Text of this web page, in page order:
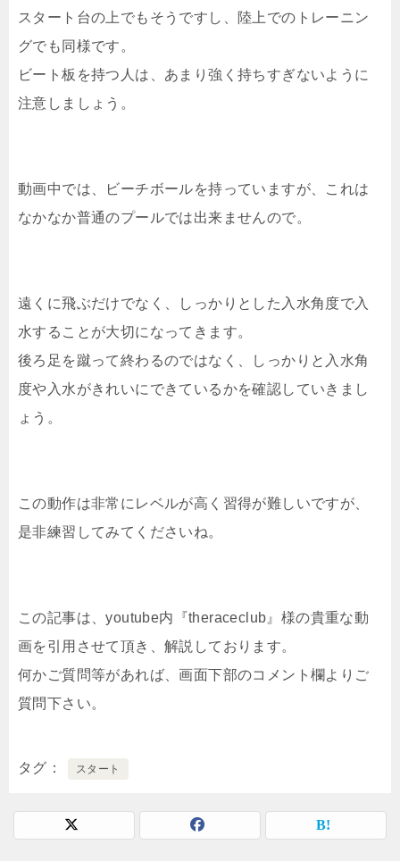
スタート台の上でもそうですし、陸上でのトレーニン
グでも同様です。
ビート板を持つ人は、あまり強く持ちすぎないように
注意しましょう。
動画中では、ビーチボールを持っていますが、これは
なかなか普通のプールでは出来ませんので。
遠くに飛ぶだけでなく、しっかりとした入水角度で入
水することが大切になってきます。
後ろ足を蹴って終わるのではなく、しっかりと入水角
度や入水がきれいにできているかを確認していきまし
ょう。
この動作は非常にレベルが高く習得が難しいですが、
是非練習してみてくださいね。
この記事は、youtube内『theraceclub』様の貴重な動
画を引用させて頂き、解説しております。
何かご質問等があれば、画面下部のコメント欄よりご
質問下さい。
タグ スタート